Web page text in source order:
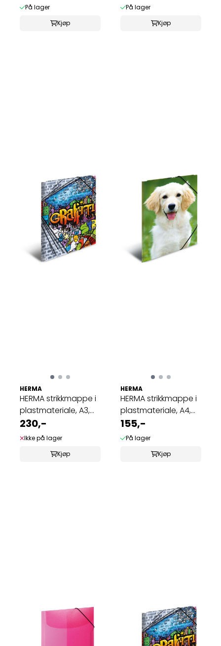
På lager
Kjøp
På lager
Kjøp
HERMA
HERMA strikkmappe i
plastmateriale, A3,
Graffiti ...
230,-
Ikke på lager
Kjøp
HERMA
HERMA strikkmappe i
plastmateriale, A4,
Dyr, Hund ...
155,-
På lager
Kjøp